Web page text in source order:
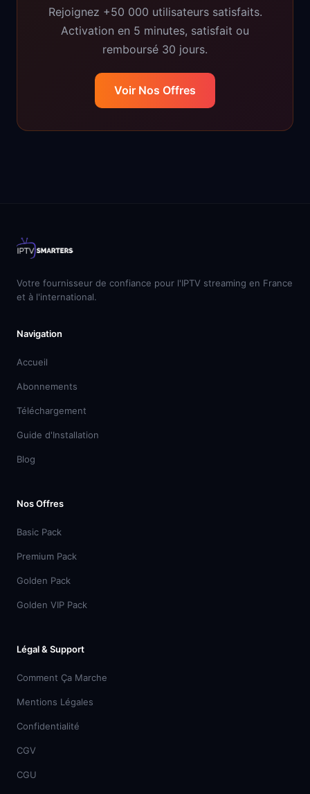
Rejoignez +50 000 utilisateurs satisfaits.
Activation en 5 minutes, satisfait ou
remboursé 30 jours.
Voir Nos Offres
Votre fournisseur de confiance pour l'IPTV streaming en France
et à l'international.
Navigation
Accueil
Abonnements
Téléchargement
Guide d'Installation
Blog
Nos Offres
Basic Pack
Premium Pack
Golden Pack
Golden VIP Pack
Légal & Support
Comment Ça Marche
Mentions Légales
Confidentialité
CGV
CGU